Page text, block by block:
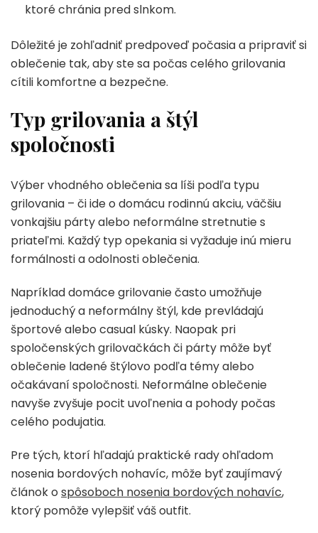
ktoré chránia pred slnkom.
Dôležité je zohľadniť predpoveď počasia a pripraviť si
oblečenie tak, aby ste sa počas celého grilovania
cítili komfortne a bezpečne.
Typ grilovania a štýl
spoločnosti
Výber vhodného oblečenia sa líši podľa typu
grilovania – či ide o domácu rodinnú akciu, väčšiu
vonkajšiu párty alebo neformálne stretnutie s
priateľmi. Každý typ opekania si vyžaduje inú mieru
formálnosti a odolnosti oblečenia.
Napríklad domáce grilovanie často umožňuje
jednoduchý a neformálny štýl, kde prevládajú
športové alebo casual kúsky. Naopak pri
spoločenských grilovačkách či párty môže byť
oblečenie ladené štýlovo podľa témy alebo
očakávaní spoločnosti. Neformálne oblečenie
navyše zvyšuje pocit uvoľnenia a pohody počas
celého podujatia.
Pre tých, ktorí hľadajú praktické rady ohľadom
nosenia bordových nohavíc, môže byť zaujímavý
článok o spôsoboch nosenia bordových nohavíc,
ktorý pomôže vylepšiť váš outfit.